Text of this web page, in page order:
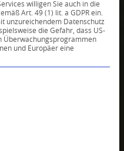
TARA
von Menschen
kraftvolle
willigen Sie auch in die
Art. 49 (1) lit. a GDPR ein.
unzureichendem Datenschutz
die Gefahr, dass US-
Überwachungsprogrammen
und Europäer eine
Gruppen, für die